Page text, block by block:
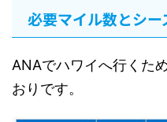
必要マイル数とシー
ANAでハワイへ行くた
おりです。